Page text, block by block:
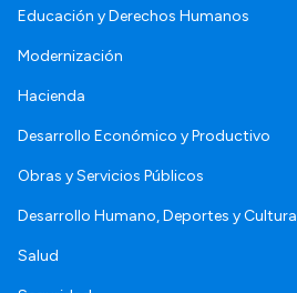
Educación y Derechos Humanos
Modernización
Hacienda
Desarrollo Económico y Productivo
Obras y Servicios Públicos
Desarrollo Humano, Deportes y Cultura
Salud